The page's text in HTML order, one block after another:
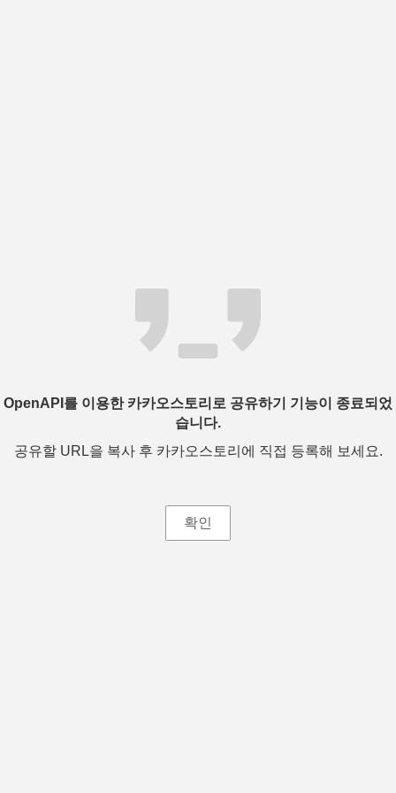
OpenAPI를 이용한 카카오스토리로 공유하기 기능이 종료되었
습니다.
공유할 URL을 복사 후 카카오스토리에 직접 등록해 보세요.
확인